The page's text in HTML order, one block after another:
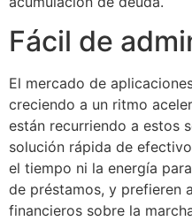
Fácil de
El mercado de
creciendo a un ritmo
están recurriendo a estos
solución rápida de
el tiempo ni la energía
de préstamos, y prefieren
financieros sobre la